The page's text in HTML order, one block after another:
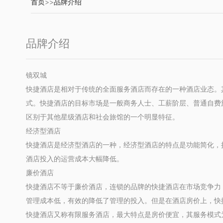
首页 >>品牌介绍
品牌介绍
镜双城
快捷酒店是相对于传统的全面服务酒店而存在的一种酒店业态
式。快捷酒店的目标市场是一般商务人士、工薪阶层、普通自
区别于其他星级酒店和社会旅馆的一个明显特征。
经济型酒店
快捷酒店是经济型酒店的一种，经济型酒店的特点是功能简化
酒店投入的运营成本大幅降低。
廉价酒店
快捷酒店不等于廉价酒店，连锁的品牌的快捷酒店在市场竞争
管理成本低，有效的降低了管理的投入。但是在酒店房价上，
快捷酒店又称有限服务酒店，最大特点是房价便宜，其服务模